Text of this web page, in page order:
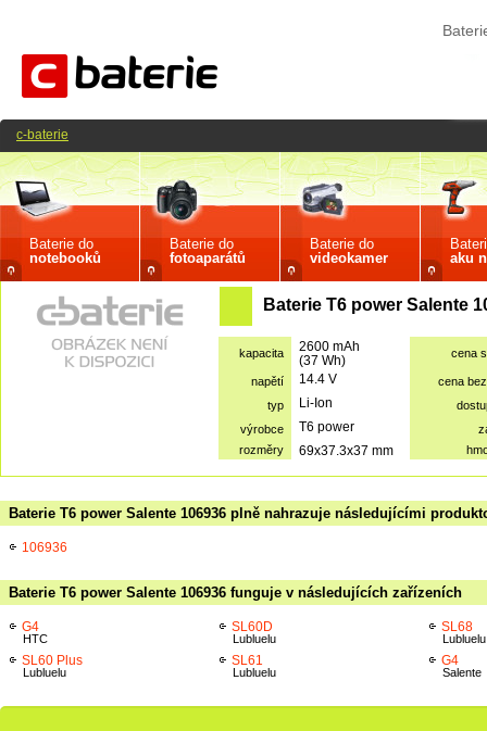
Baterie do
notebooků
Baterie do
fotoaparátů
Baterie do
videokamer
aku
Baterie T6 power Salente
kapacita
2600 mAh
(37 Wh)
cena
napětí 14.4 V
cena
typ
Li-Ion
výrobce
T6 power
rozměry
69x37.3x37 mm
Baterie T6 power Salente 106936 plně nahrazuje následujícími
106936
Baterie T6 power Salente 106936 funguje v následujících zařízeních
G4
HTC
SL60 Plus
Lubluelu
SL60D
Lubluelu
SL61
Lubluelu
SL68
Lubluelu
G4
Salente
c-baterie